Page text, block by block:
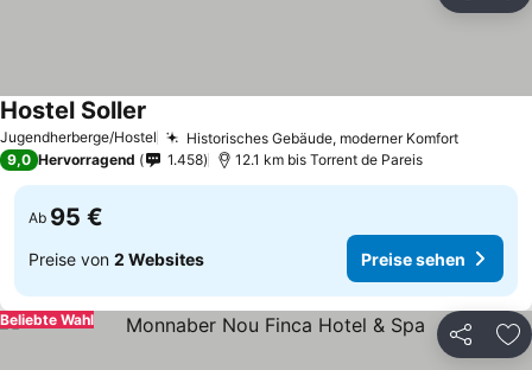
Jugendherberge/Hostel Historisches Gebäude, moderner Komfort
Hostel Soller
9,0 Hervorragend 1.458 12.1 km bis Torrent de Pareis
Ab 95 €
Preise von 2 Websites Preise sehen
Teilen
Beliebte Wahl